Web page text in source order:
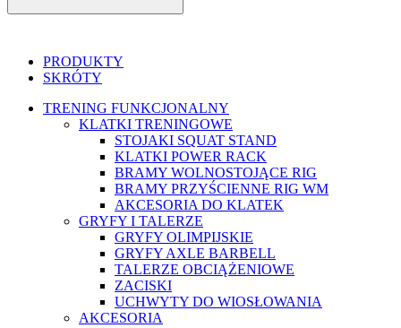
PRODUKTY
SKRÓTY
TRENING FUNKCJONALNY
KLATKI TRENINGOWE
STOJAKI SQUAT STAND
KLATKI POWER RACK
BRAMY WOLNOSTOJĄCE RIG
BRAMY PRZYŚCIENNE RIG WM
AKCESORIA DO KLATEK
GRYFY I TALERZE
GRYFY OLIMPIJSKIE
GRYFY AXLE BARBELL
TALERZE OBCIĄŻENIOWE
ZACISKI
UCHWYTY DO WIOSŁOWANIA
AKCESORIA